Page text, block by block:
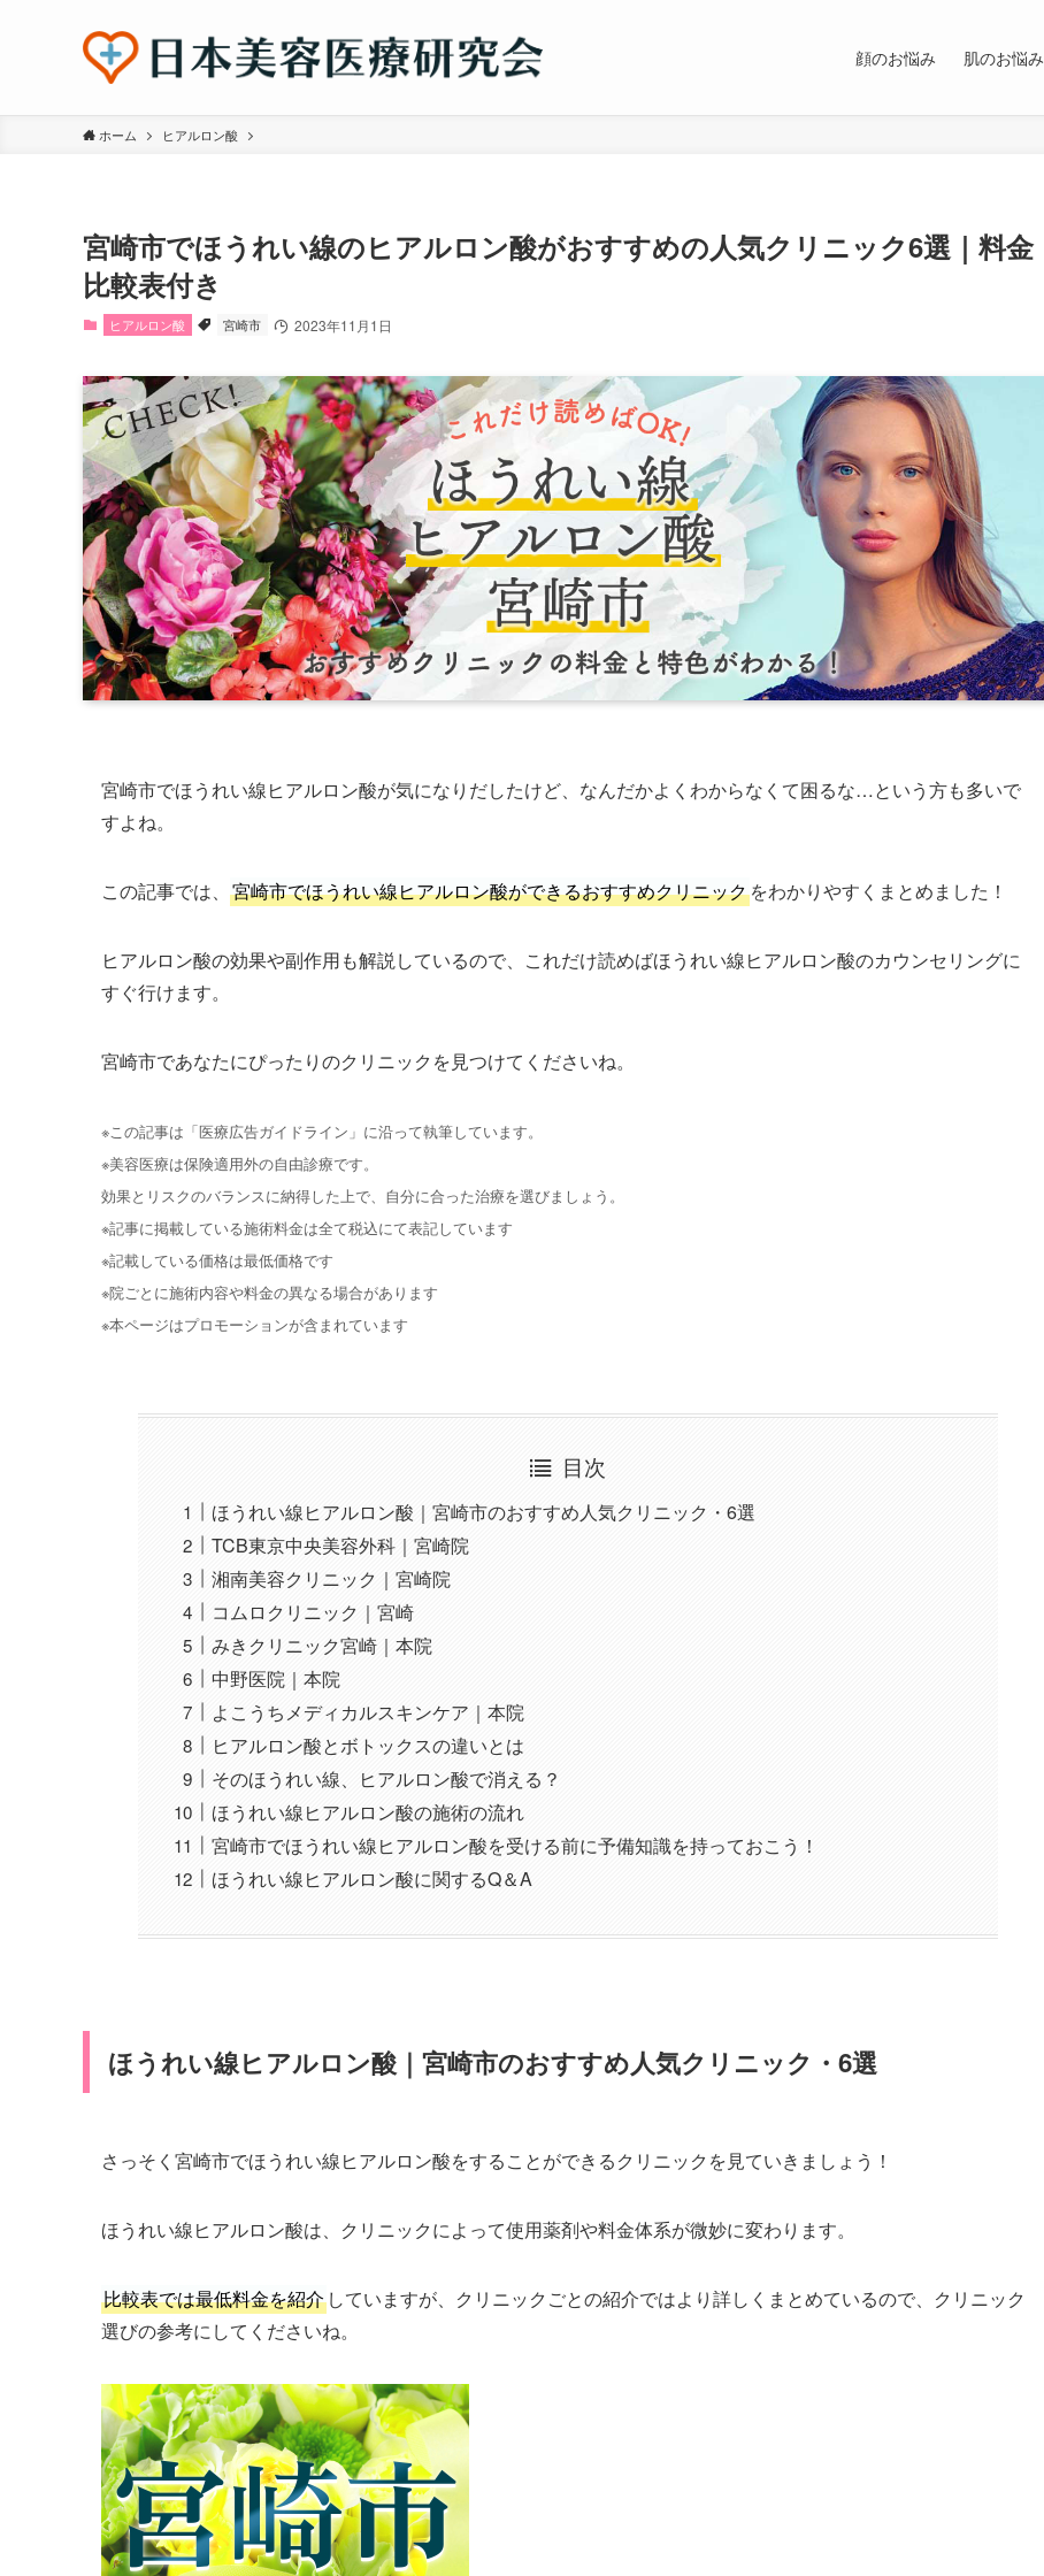
顔のお悩み 肌のお悩み
ホーム ヒアルロン酸
宮崎市でほうれい線のヒアルロン酸がおすすめの人気クリニック6選｜料金
比較表付き
ヒアルロン酸 宮崎市 2023年11月1日
宮崎市でほうれい線ヒアルロン酸が気になりだしたけど、なんだかよくわからなくて困るな…という方も多いで
すよね。
この記事では、 宮崎市でほうれい線ヒアルロン酸ができるおすすめクリニックをわかりやすくまとめました！
ヒアルロン酸の効果や副作用も解説しているので、これだけ読めばほうれい線ヒアルロン酸のカウンセリングに
すぐ行けます。
宮崎市であなたにぴったりのクリニックを見つけてくださいね。
※この記事は「医療広告ガイドライン」に沿って執筆しています。
※美容医療は保険適用外の自由診療です。
効果とリスクのバランスに納得した上で、自分に合った治療を選びましょう。
※記事に掲載している施術料金は全て税込にて表記しています
※記載している価格は最低価格です
※院ごとに施術内容や料金の異なる場合があります
※本ページはプロモーションが含まれています
目次
ほうれい線ヒアルロン酸｜宮崎市のおすすめ人気クリニック・6選
TCB東京中央美容外科｜宮崎院
湘南美容クリニック｜宮崎院
コムロクリニック｜宮崎
みきクリニック宮崎｜本院
中野医院｜本院
よこうちメディカルスキンケア｜本院
ヒアルロン酸とボトックスの違いとは
そのほうれい線、ヒアルロン酸で消える？
ほうれい線ヒアルロン酸の施術の流れ
宮崎市でほうれい線ヒアルロン酸を受ける前に予備知識を持っておこう！
ほうれい線ヒアルロン酸に関するQ＆A
ほうれい線ヒアルロン酸｜宮崎市のおすすめ人気クリニック・6選
さっそく宮崎市でほうれい線ヒアルロン酸をすることができるクリニックを見ていきましょう！
ほうれい線ヒアルロン酸は、クリニックによって使用薬剤や料金体系が微妙に変わります。
比較表では最低料金を紹介 していますが、クリニックごとの紹介ではより詳しくまとめているので、クリニック
選びの参考にしてくださいね。